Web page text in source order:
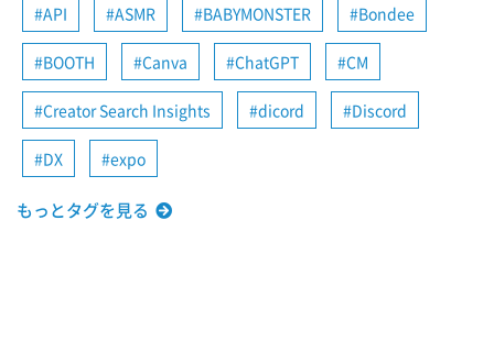
API ASMR BABYMONSTER Bondee
BOOTH Canva ChatGPT CM
Creator Search Insights dicord Discord
DX expo
もっとタグを見る